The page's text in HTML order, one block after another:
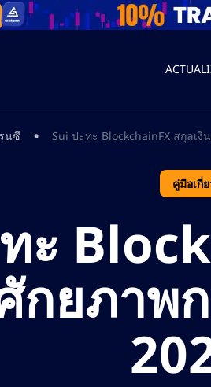
นซี • Sui ปะทะ BlockchainFX สกุลเ
คู่มือเกี่
ะ
กยภาพ